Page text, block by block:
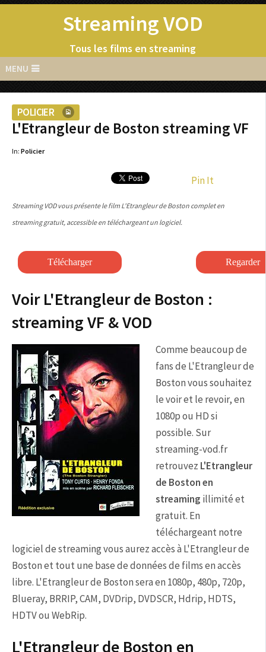
Streaming VOD
Tous les films en streaming
MENU
POLICIER
L'Etrangleur de Boston streaming VF
In: Policier
Pin It
Streaming VOD vous présente le film L'Etrangleur de Boston complet en
streaming gratuit, accessible en téléchargeant un logiciel.
Voir L'Etrangleur de Boston :
streaming VF & VOD
Comme beaucoup de
fans de L'Etrangleur de
Boston vous souhaitez
le voir et le revoir, en
1080p ou HD si
possible. Sur
streaming-vod.fr
retrouvez L'Etrangleur
de Boston en
streaming illimité et
gratuit. En
téléchargeant notre
logiciel de streaming vous aurez accès à L'Etrangleur de
Boston et tout une base de données de films en accès
libre. L'Etrangleur de Boston sera en 1080p, 480p, 720p,
Blueray, BRRIP, CAM, DVDrip, DVDSCR, Hdrip, HDTS,
HDTV ou WebRip.
L'Etrangleur de Boston en